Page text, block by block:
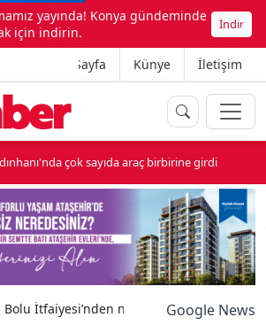
yayında! Konya gündeminde
için indirin.
İndir
Ana Sayfa Künye İletişim
çok sayıda araç birbirine girdi
Bolu İtfaiyesi’nden nefes kesen tatbikat:
Google News